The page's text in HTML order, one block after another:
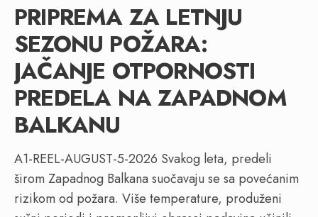
PRIPREMA ZA LETNJU
SEZONU POŽARA:
JAČANJE OTPORNOSTI
PREDELA NA ZAPADNOM
BALKANU
A1-REEL-AUGUST-5-2026 Svakog leta, predeli
širom Zapadnog Balkana suočavaju se sa povećanim
rizikom od požara. Više temperature, produženi